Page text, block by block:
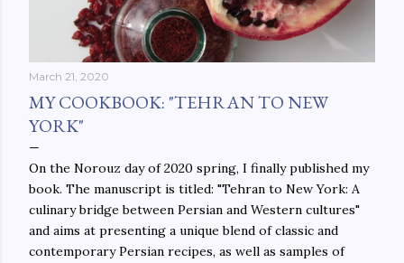
March 21, 2020
MY COOKBOOK: "TEHRAN TO NEW
YORK"
On the Norouz day of 2020 spring, I finally published my
book. The manuscript is titled: "Tehran to New York: A
culinary bridge between Persian and Western cultures"
and aims at presenting a unique blend of classic and
contemporary Persian recipes, as well as samples of